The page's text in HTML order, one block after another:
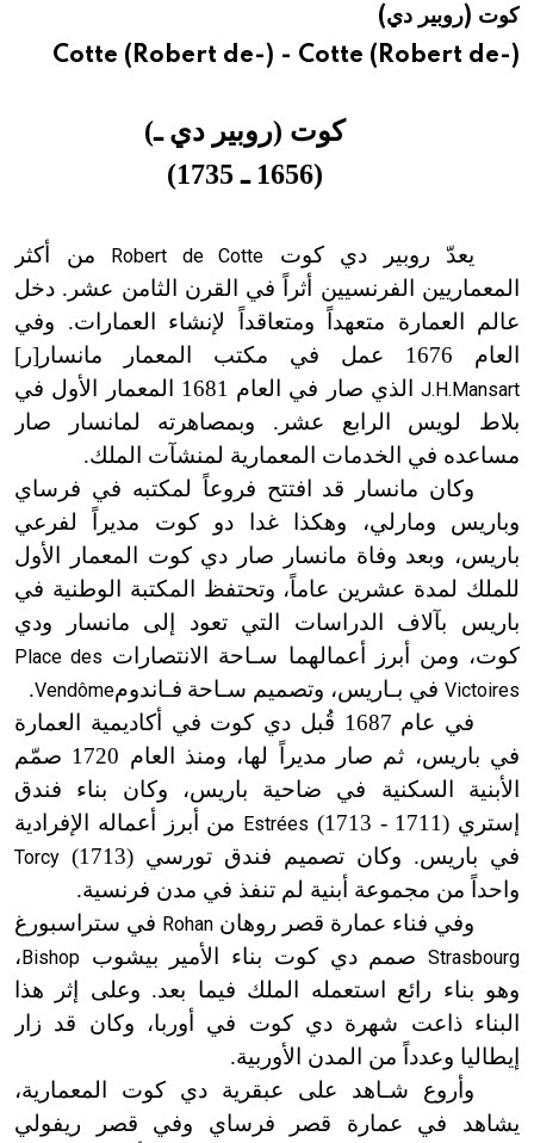
هيئة الموسوعة العربية تطلق موسوعات جديدة في عام 2026كوت (روبير دي)
Cotte (Robert de-) - Cotte (Robert de-)
كوت (روبير دي ـ)
(1656 ـ 1735)
يعدّ روبير دي كوت Robert de Cotte
من أكثر
المعماريين الفرنسيين أثراً في القرن الثامن عشر. دخل
عالم العمارة متعهداً ومتعاقداً لإنشاء العمارات. وفي
العام 1676 عمل في مكتب المعمار مانسار[ر]
J.H.Mansart
الذي صار في العام 1681 المعمار الأول في
بلاط لويس الرابع عشر. وبمصاهرته لمانسار صار
مساعده في الخدمات المعمارية لمنشآت الملك.
وكان مانسار قد افتتح فروعاً لمكتبه في فرساي
وباريس ومارلي، وهكذا غدا دو كوت مديراً لفرعي
باريس، وبعد وفاة مانسار صار دي كوت المعمار الأول
للملك لمدة عشرين عاماً، وتحتفظ المكتبة الوطنية في
باريس بآلاف الدراسات التي تعود إلى مانسار ودي
كوت، ومن أبرز أعمالهما سـاحة الانتصارات Place des
Victoires في بـاريس، وتصميم سـاحة فـاندومVendôme
.
في عام 1687 قُبل دي كوت في أكاديمية العمارة
في باريس، ثم صار مديراً لها، ومنذ العام 1720 صمّم
الأبنية السكنية في ضاحية باريس، وكان بناء فندق
إستري (1711 - 1713)
Estrées من أبرز أعماله الإفرادية
في باريس. وكان تصميم فندق تورسي (1713)
Torcy
واحداً من مجموعة أبنية لم تنفذ في مدن فرنسية.
وفي فناء عمارة قصر روهان Rohan في ستراسبورغ
Strasbourg صمم دي كوت بناء الأمير بيشوب Bishop ،
وهو بناء رائع استعمله الملك فيما بعد. وعلى إثر هذا
البناء ذاعت شهرة دي كوت في أوربا، وكان قد زار
إيطاليا وعدداً من المدن الأوربية.
وأروع شـاهد على عبقرية دي كوت المعمارية،
يشاهد في عمارة قصر فرساي وفي قصر ريفولي